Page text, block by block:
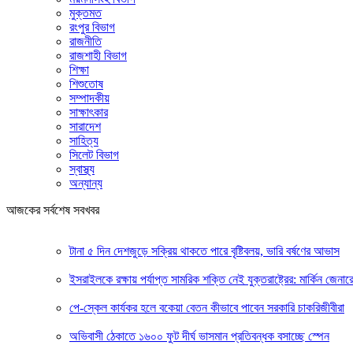
মুক্তমত
রংপুর বিভাগ
রাজনীতি
রাজশাহী বিভাগ
শিক্ষা
শিশুতোষ
সম্পাদকীয়
সাক্ষাৎকার
সারাদেশ
সাহিত্য
সিলেট বিভাগ
স্বাস্থ্য
অন্যান্য
আজকের সর্বশেষ সবখবর
টানা ৫ দিন দেশজুড়ে সক্রিয় থাকতে পারে বৃষ্টিবলয়, ভারি বর্ষণের আভাস
ইসরাইলকে রক্ষায় পর্যাপ্ত সামরিক শক্তি নেই যুক্তরাষ্ট্রের: মার্কিন
পে-স্কেল কার্যকর হলে বকেয়া বেতন কীভাবে পাবেন সরকারি চাকরিজীবীরা
অভিবাসী ঠেকাতে ১৬০০ ফুট দীর্ঘ ভাসমান প্রতিবন্ধক বসাচ্ছে স্পেন